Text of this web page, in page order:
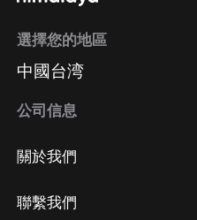
選擇您的地區
中國台湾
公司信息
關於我們
聯繫我們